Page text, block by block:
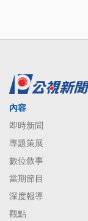
內容
即時新聞
專題策展
數位敘事
當期節目
深度報導
觀點